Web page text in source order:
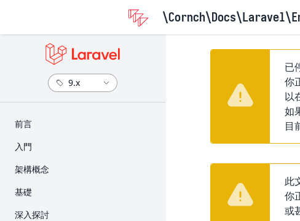
\Cornch\Docs\Laravel
​前言
版本資訊
入門
安裝
架構概念
Request 的生命週期
基礎
路由
深入探討
已
你
以
如
目
此
你
或